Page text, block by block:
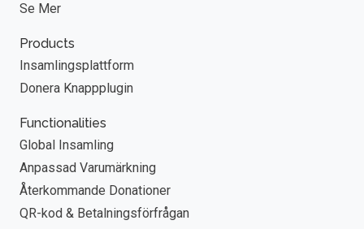
Se Mer
Products
Insamlingsplattform
Donera Knappplugin
Functionalities
Global Insamling
Anpassad Varumärkning
Återkommande Donationer
QR-kod & Betalningsförfrågan